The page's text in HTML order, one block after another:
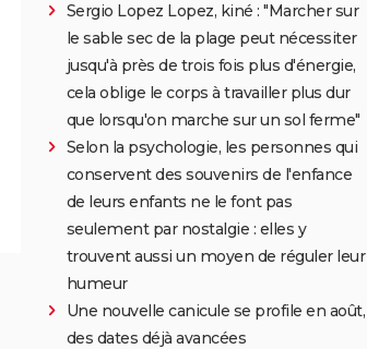
Jean-Luc Reichmann
Sergio Lopez Lopez, kiné : "Marcher sur
le sable sec de la plage peut nécessiter
jusqu'à près de trois fois plus d'énergie,
cela oblige le corps à travailler plus dur
que lorsqu'on marche sur un sol ferme"
Selon la psychologie, les personnes qui
conservent des souvenirs de l'enfance
de leurs enfants ne le font pas
seulement par nostalgie : elles y
trouvent aussi un moyen de réguler leur
humeur
Une nouvelle canicule se profile en août,
des dates déjà avancées